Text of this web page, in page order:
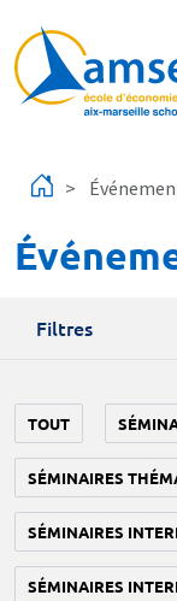
Filtres
TOUT
SÉMINAIRES
SÉMINAIRES
SÉMINAIRES